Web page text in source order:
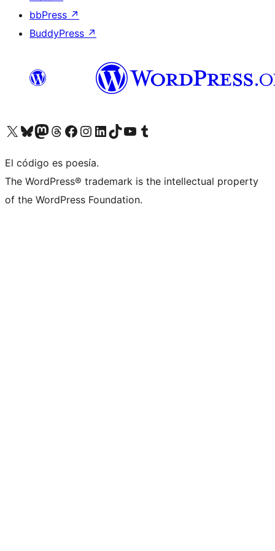
bbPress ↗
BuddyPress ↗
Visita nuestra cuenta de X (anteriormente Twitter)
Visit our Bluesky account
Visit our Mastodon account
Visit our Threads account
Visita nuestra página de Facebook
Visita nuestra cuenta de Instagram
Visita nuestra cuenta de LinkedIn
Visit our TikTok account
Visita nuestro canal de YouTube
Visit our Tumblr account
El código es poesía.
The WordPress® trademark is the intellectual property
of the WordPress Foundation.